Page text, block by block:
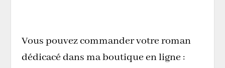
Vous pouvez commander votre roman
dédicacé dans ma boutique en ligne :